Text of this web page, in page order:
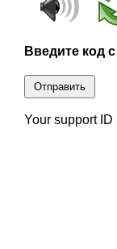
Введите код
Отправить
Your support